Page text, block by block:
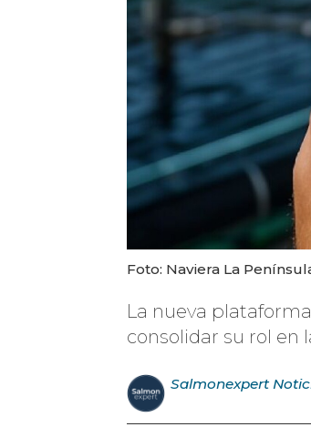
Foto: Naviera La
La nueva
consolidar su rol en
Salmonexpert